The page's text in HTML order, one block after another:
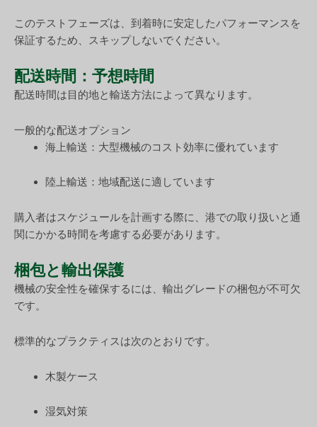
このテストフェーズは、到着時に安定したパフォーマンスを
保証するため、スキップしないでください。
配送時間：予想時間
配送時間は目的地と輸送方法によって異なります。
一般的な配送オプション
海上輸送：大型機械のコスト効率に優れています
陸上輸送：地域配送に適しています
購入者はスケジュールを計画する際に、港での取り扱いと通
関にかかる時間を考慮する必要があります。
梱包と輸出保護
機械の安全性を確保するには、輸出グレードの梱包が不可欠
です。
標準的なプラクティスは次のとおりです。
木製ケース
湿気対策